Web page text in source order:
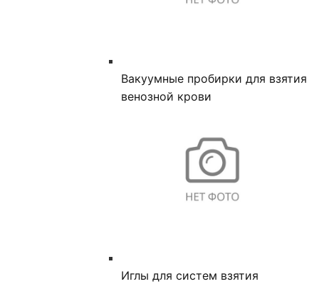
Вакуумные пробирки для взятия
венозной крови
Иглы для систем взятия